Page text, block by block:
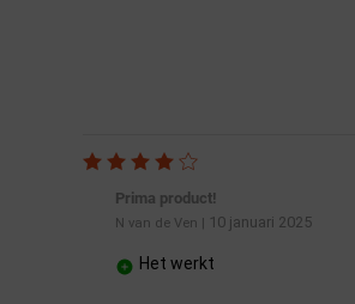
Prima product!
N van de Ven | 10 januari 2025
Het werkt